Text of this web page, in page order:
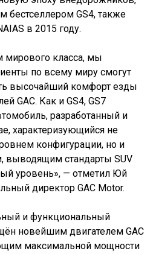
GS4, также
в 2015 году.
мирового класса, мы
по всему миру смогут
высочайший комфорт езды
GAC. Как и GS4, GS7
разработанный и
характеризующийся не
конфигурации, но и
выводящим стандарты SUV
уровень», — отметил Юй
директор GAC Motor.
и функциональный
новейшим двигателем GAC
максимальной мощности